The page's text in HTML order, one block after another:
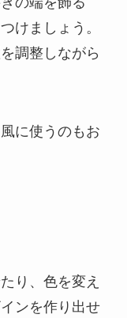
けましょう。
調整しながら
に使うのもお
り、色を変え
ンを作り出せ